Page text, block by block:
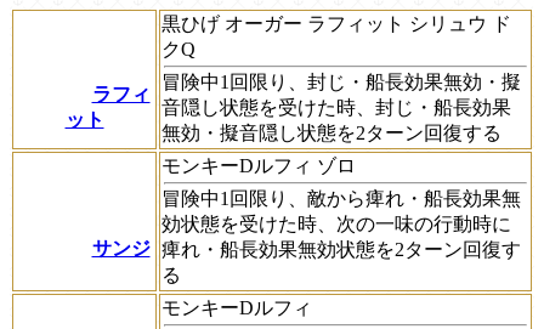
ラフィ
ット
黒ひげ オーガー ラフィット シリュウ ド
クQ
冒険中1回限り、封じ・船長効果無効・擬
音隠し状態を受けた時、封じ・船長効果
無効・擬音隠し状態を2ターン回復する
サンジ
モンキーDルフィ ゾロ
冒険中1回限り、敵から痺れ・船長効果無
効状態を受けた時、次の一味の行動時に
痺れ・船長効果無効状態を2ターン回復す
る
モンキーDルフィ